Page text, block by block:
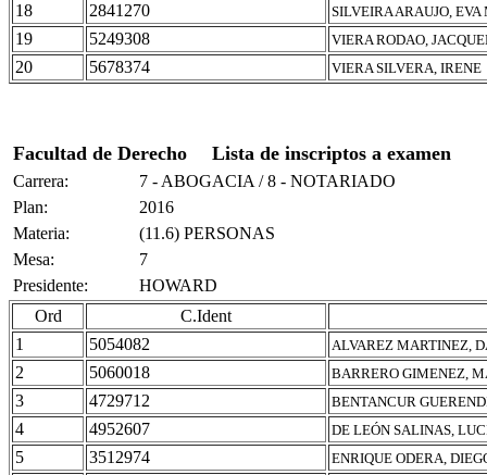
18 2841270 SILVEIRA ARAUJO,
19 5249308 VIERA RODAO,
20 5678374 VIERA SILVERA, IRENE
Facultad de Derecho Lista de inscriptos a examen
Carrera:
7 - ABOGACIA / 8 - NOTARIADO
Plan:
2016
Materia:
(11.6) PERSONAS
Mesa:
7
Presidente:
HOWARD
Ord
C.Ident
1
5054082 ALVAREZ MARTINEZ,
2 5060018 BARRERO GIMENEZ,
3 4729712 BENTANCUR
4 4952607 DE LEÓN SALINAS,
5 3512974 ENRIQUE ODERA,